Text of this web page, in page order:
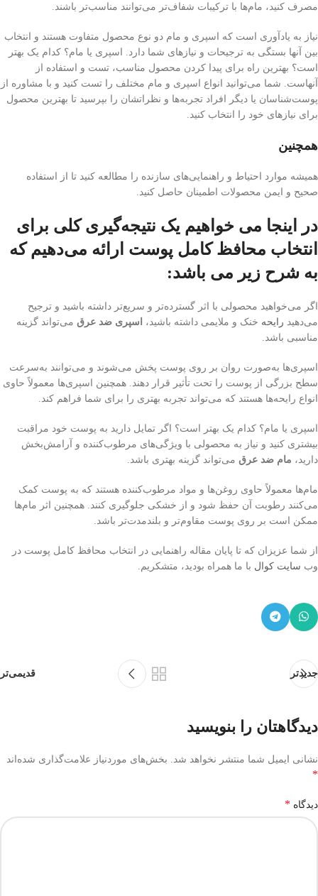
مصرف کنید، مام‌ها با ترکیبات شفاف‌تر می‌توانند مناسب‌تر باشند.
نیاز به یادآوری است که اسپری و مام دو نوع محصول متفاوت هستند و انتخاب
بین آنها بستگی به ترجیحات و نیازهای شما دارد. اسپری یا مام؟ کدام یک بهتر
است؟ بهترین راه برای پیدا کردن محصول مناسب، تست و استفاده از
آنهاست. شما می‌توانید انواع اسپری و مام مختلف را تست کنید و با مشاوره از
پوست‌شناسان یا دیگر افراد تجربه‌ها و نظراتشان را بپرسید تا بهترین محصول
برای نیازهای خود را انتخاب کنید.
همچنین
همیشه موارد احتیاط و راهنمایی‌های سازنده را مطالعه کنید تا از استفاده
صحیح و ایمن محصولات اطمینان حاصل کنید.
در اینجا می خواهیم یک نتیجه‌گیری کلی برای
انتخاب محافظ کامل پوست ارائه می‌دهیم که
به شرح زیر می باشد:
اگر می‌خواهید محصولی با اثر گسترده‌تر و سریع‌تر داشته باشید و ترجیح
می‌دهید رایحه خنک و ملایمی داشته باشید، اسپری ضد عرق می‌تواند گزینه
مناسبی باشد.
اسپری‌ها به‌صورت روان بر روی پوست پخش می‌شوند و می‌توانند به‌سرعت
سطح بزرگی از پوست را تحت تأثیر قرار دهند. همچنین اسپری‌ها معمولاً حاوی
انواع رایحه‌ها هستند که می‌تواند تجربه بهتری را برای شما فراهم کند.
اسپری یا مام؟ کدام یک بهتر است؟ اگر تمایل دارید به پوست خود مراقبت
بیشتری کنید و نیاز به محصولی با ویژگی‌های مرطوب‌کننده و آرامش‌بخش
دارید، مام ضد عرق می‌تواند گزینه بهتری باشد.
مام‌ها معمولاً حاوی روغن‌ها و مواد مرطوب‌کننده هستند که به پوست کمک
می‌کنند رطوبت آن حفظ شود و از خشکی جلوگیری کنند. همچنین اثر مام‌ها
ممکن است بر روی پوست مقاوم‌تر و بلندمدت‌تر باشد.
از شما عزیزان که تا پایان مقاله راهنمایی در انتخاب محافظ کامل پوست در
وب سایت کوال با ما همراه بودید، متشکریم.
جدیدتر قدیمی‌تر
دیدگاهتان را بنویسید
نشانی ایمیل شما منتشر نخواهد شد. بخش‌های موردنیاز علامت‌گذاری شده‌اند
*
دیدگاه *